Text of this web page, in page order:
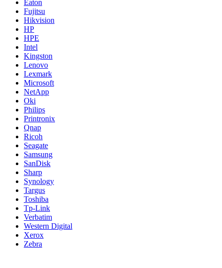
Eaton
Fujitsu
Hikvision
HP
HPE
Intel
Kingston
Lenovo
Lexmark
Microsoft
NetApp
Oki
Philips
Printronix
Qnap
Ricoh
Seagate
Samsung
SanDisk
Sharp
Synology
Targus
Toshiba
Tp-Link
Verbatim
Western Digital
Xerox
Zebra